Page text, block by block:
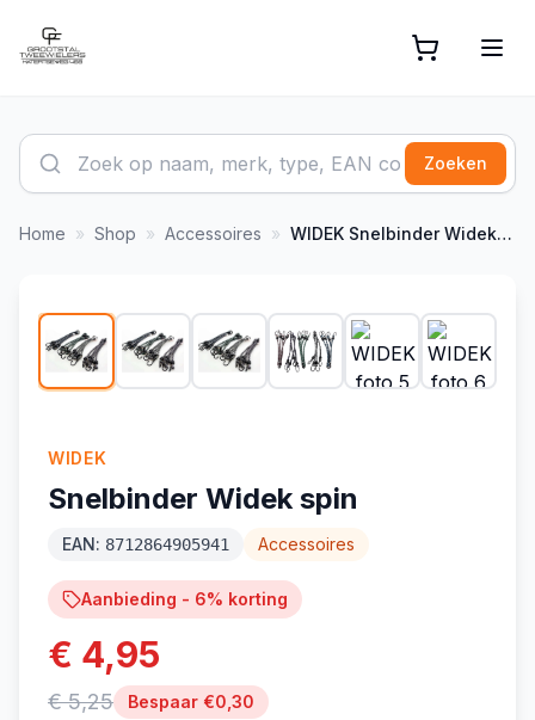
Zoeken
Home » Shop » Accessoires » WIDEK Snelbinder Widek spin
-6%
WIDEK
Snelbinder Widek spin
EAN: 8712864905941 Accessoires
Aanbieding - 6% korting
€ 4,95
€ 5,25 Bespaar €0,30